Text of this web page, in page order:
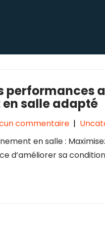
performances
salle adapté
commentaire |
en salle :
d’améliorer sa